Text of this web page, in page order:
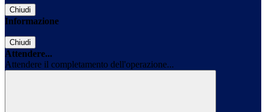
Chiudi
Informazione
Chiudi
Attendere...
Attendere il completamento dell'operazione...